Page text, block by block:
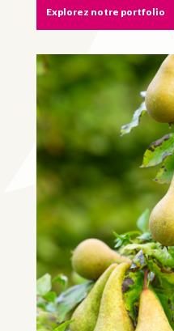
Explorez notre portfolio